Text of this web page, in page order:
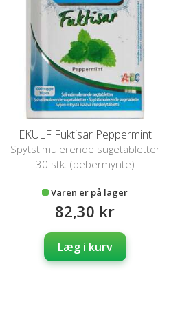
EKULF Fuktisar Peppermint
Spytstimulerende sugetabletter
30 stk. (pebermynte)
Varen er på lager
82,30 kr
Læg i kurv